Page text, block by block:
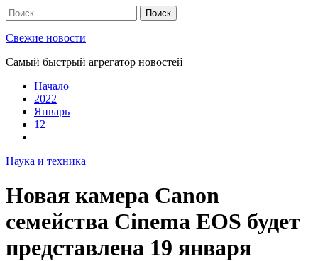
Skip
to
content
Найти:
Свежие новости
Самый быстрый агрегатор новостей
Начало
2022
Январь
12
Наука и техника
Новая камера Canon
семейства Cinema EOS будет
представлена 19 января